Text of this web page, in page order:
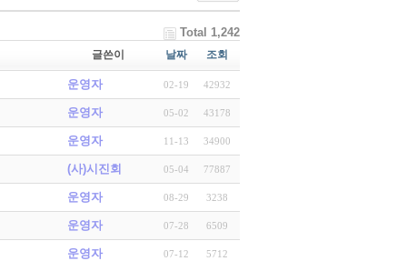
Total 1,242
글쓴이 날짜 조회
운영자 02-19 42932
운영자 05-02 43178
운영자 11-13 34900
(사)시진회 05-04 77887
운영자 08-29 3238
운영자 07-28 6509
운영자 07-12 5712